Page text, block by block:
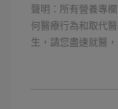
聲明：所有營養專
何醫療行為和取代
生，請您盡速就醫